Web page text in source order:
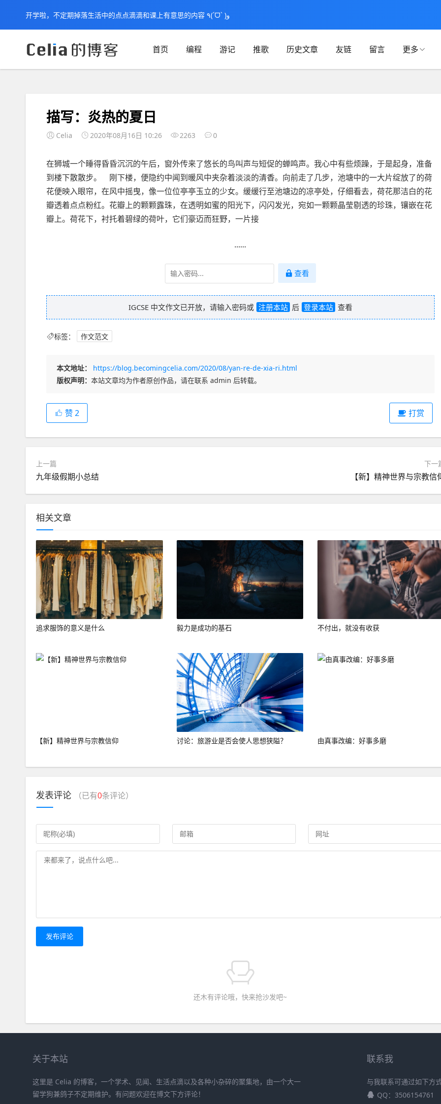
首页 编程 游记 推歌 历史文章 友链 留言 更多
开学啦，不定期掉落生活中的点点滴滴和课上有意思的内容 ٩(ˊᗜˋ )و
首页 未分类 文章正文
描写：炎热的夏日
Celia 2020年08月16日 10:26 2263 0
在狮城一个睡得昏昏沉沉的午后，窗外传来了悠长的鸟叫声与短促的蝉鸣声。我心中有些烦躁，于是起身，准备
到楼下散散步。 刚下楼，便隐约中闻到暖风中夹杂着淡淡的清香。向前走了几步，池塘中的一大片绽放了的荷
花便映入眼帘，在风中摇曳，像一位位亭亭玉立的少女。缓缓行至池塘边的凉亭处，仔细看去，荷花那洁白的花
瓣透着点点粉红。花瓣上的颗颗露珠，在透明如蜜的阳光下，闪闪发光，宛如一颗颗晶莹剔透的珍珠，镶嵌在花
瓣上。荷花下，衬托着碧绿的荷叶，它们豪迈而狂野，一片接
......
查看
IGCSE 中文作文已开放，请输入密码或 注册本站 后 登录本站 查看
标签： 作文范文
本文地址：
https://blog.becomingcelia.com/2020/08/yan-re-de-xia-ri.html
版权声明： 本站文章均为作者原创作品，请在联系 admin 后转载。
赞2 打赏
上一篇
九年级假期小总结
下一
【新】精神世界与宗教信
相关文章
追求服饰的意义是什么 毅力是成功的基石 不付出，就没有收获
【新】精神世界与宗教信仰 讨论：旅游业是否会使人思想狭隘？ 由真事改编：好事多磨
发表评论 （已有0条评论）
发布评论
还木有评论哦，快来抢沙发吧~
关于本站
这里是 Celia 的博客，一个学术、见闻、生活点滴以及各种小杂碎的聚集地，由一个大一
留学狗兼鸽子不定期维护。有问题欢迎在博文下方评论！
联系我
与我联系可通过如下方
QQ：3506154761